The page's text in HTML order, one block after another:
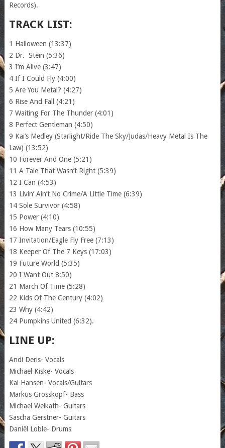
Records).
TRACK LIST:
1 Halloween (13:37)
2 Dr. Stein (5:36)
3 I’m Alive (3:47)
4 If I Could Fly (4:00)
5 Are You Metal? (4:27)
6 Rise And Fall (4:21)
7 Waiting For The Thunder (4:01)
8 Perfect Gentleman (4:50)
9 Kai’s Medley (Starlight/Ride The Sky/Judas/Heavy Metal Is The
Law) (13:52)
10 Forever And One (5:21)
11 A Tale That Wasn’t Right (5:39)
12 I Can (4:53)
13 Livin’ Ain’t No Crime/A Little Time (6:39)
14 Sole Survivor (4:58)
15 Power (4:10)
16 How Many Tears (10:55)
17 Invitation/Eagle Fly Free (7:13)
18 Keeper Of The 7 Keys (17:03)
19 Future World (5:35)
20 I Want Out 8:50)
21 March Of Time (5:28)
22 Kids Of The Century (4:02)
23 Why (4:42)
24 Pumpkins United (6:32).
LINE UP:
Andi Deris- Vocals
Michael Kiske- Vocals
Kai Hansen- Vocals/Guitars
Markus Grosskopf- Bass
Michael Weikath- Guitars
Sascha Gerstner- Guitars
Daniël Loble- Drums